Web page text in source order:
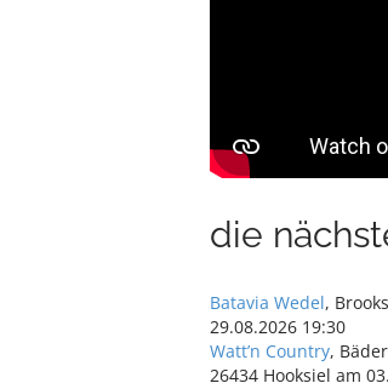
die
Batavia Wedel,
29.08.2026 19:30
Watt’n Country,
26434 Hooksiel am